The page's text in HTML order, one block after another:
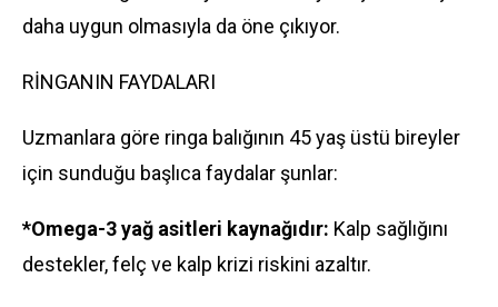
daha uygun olmasıyla da öne çıkıyor.
RİNGANIN FAYDALARI
Uzmanlara göre ringa balığının 45 yaş üstü bireyler
için sunduğu başlıca faydalar şunlar:
*Omega-3 yağ asitleri kaynağıdır: Kalp sağlığını
destekler, felç ve kalp krizi riskini azaltır.